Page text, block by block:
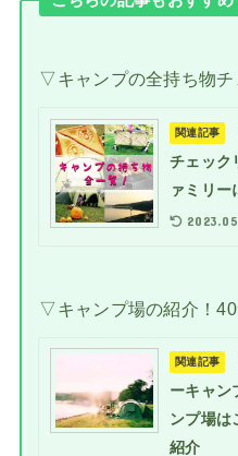
▽キャンプの全持ち物チ
関連記事
チェック
ァミリー
▽キャンプ場の紹介！
関連記事
ーキャン
ンプ場は
紹介